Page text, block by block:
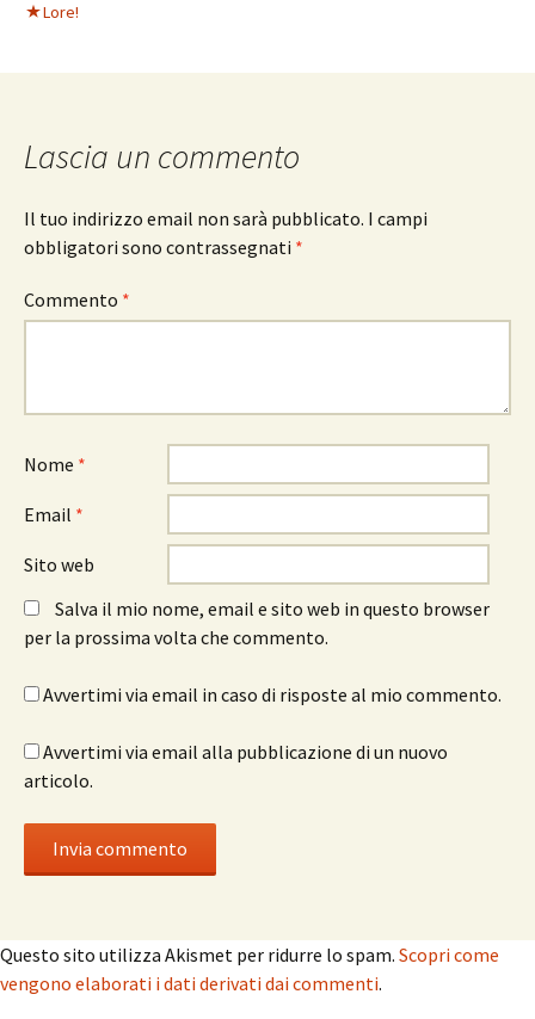
Lore!
Lascia un commento
Il tuo indirizzo email non sarà pubblicato. I campi
obbligatori sono contrassegnati *
Commento *
Nome *
Email *
Sito web
Salva il mio nome, email e sito web in questo browser
per la prossima volta che commento.
Avvertimi via email in caso di risposte al mio commento.
Avvertimi via email alla pubblicazione di un nuovo
articolo.
Questo sito utilizza Akismet per ridurre lo spam. Scopri come
vengono elaborati i dati derivati dai commenti.